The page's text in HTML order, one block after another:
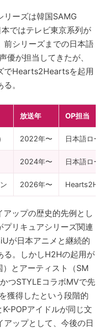
リーズは韓国SAMG
ではテレビ東京系列が
前シリーズまでの日本語
優が担当してきたが、
でHearts2Heartsを起用
。
放送年 OP担当
2022年〜 日本語ローカ
2024年〜 日本語ローカ
2026年〜
アップの歴史的先例とし
プリキュアシリーズ関連
が日本アニメと継続的
る。しかしH2Hの起用が
とアーティスト（SM
つSTYLEコラボMVで先
獲得したという段階的
POPアイドルが同じ文
ップとして、今後の日